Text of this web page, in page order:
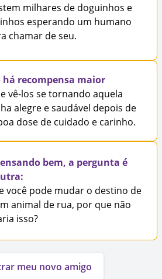
milhares de doguinhos e
esperando um humano
chamar de seu.
há recompensa maior
vê-los se tornando aquela
alegre e saudável depois de
dose de cuidado e carinho.
bem, a pergunta é
você pode mudar o destino de
animal de rua, por que não
isso?
meu novo amigo